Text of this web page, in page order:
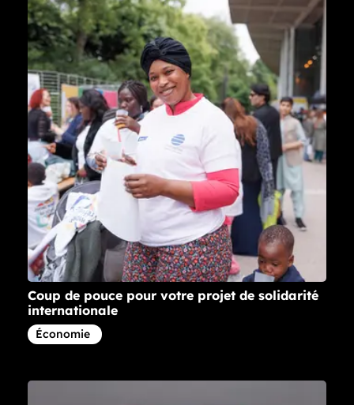
Coup de pouce pour votre projet de solidarité
internationale
Article concernant la thématique
Économie